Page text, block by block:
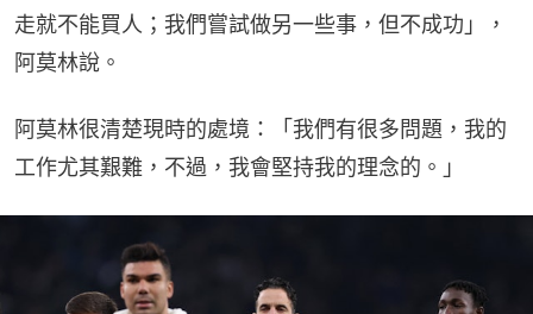
走就不能買人；我們嘗試做另一些事，但不成功」，
阿莫林說。
阿莫林很清楚現時的處境：「我們有很多問題，我的
工作尤其艱難，不過，我會堅持我的理念的。」